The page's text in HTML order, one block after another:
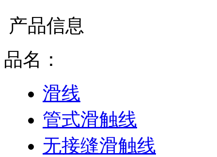
产品信息
品名：
滑线
管式滑触线
无接缝滑触线